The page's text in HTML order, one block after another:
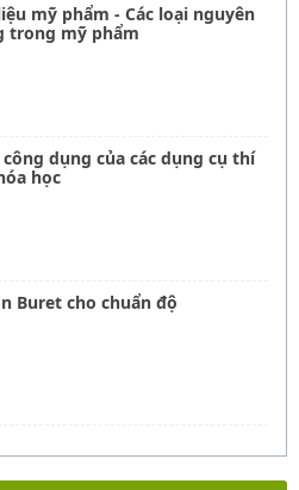
mỹ phẩm - Các loại nguyên
trong mỹ phẩm
dụng của các dụng cụ thí
học
Buret cho chuẩn độ